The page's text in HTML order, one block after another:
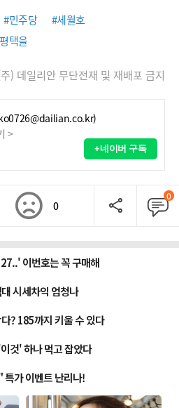
#민주당
#세월호
택을
) 데일리안 무단전재 및 재배포 금지
>
+네이버 구독
0
0